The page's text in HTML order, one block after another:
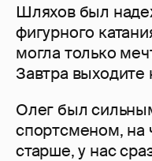
Шляхов был
фигурного
могла только
Завтра выходите
Олег был
спортсменом, на
старше, у нас